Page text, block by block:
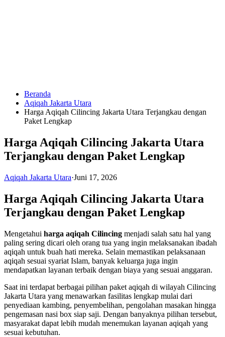
HUBUNGI
KAMI
0823
1246
6713
Beranda
Aqiqah Jakarta Utara
Harga Aqiqah Cilincing Jakarta Utara Terjangkau dengan
Paket Lengkap
Harga Aqiqah Cilincing Jakarta Utara
Terjangkau dengan Paket Lengkap
Aqiqah Jakarta Utara·Juni 17, 2026
Harga Aqiqah Cilincing Jakarta Utara
Terjangkau dengan Paket Lengkap
Mengetahui harga aqiqah Cilincing menjadi salah satu hal yang
paling sering dicari oleh orang tua yang ingin melaksanakan ibadah
aqiqah untuk buah hati mereka. Selain memastikan pelaksanaan
aqiqah sesuai syariat Islam, banyak keluarga juga ingin
mendapatkan layanan terbaik dengan biaya yang sesuai anggaran.
Saat ini terdapat berbagai pilihan paket aqiqah di wilayah Cilincing
Jakarta Utara yang menawarkan fasilitas lengkap mulai dari
penyediaan kambing, penyembelihan, pengolahan masakan hingga
pengemasan nasi box siap saji. Dengan banyaknya pilihan tersebut,
masyarakat dapat lebih mudah menemukan layanan aqiqah yang
sesuai kebutuhan.